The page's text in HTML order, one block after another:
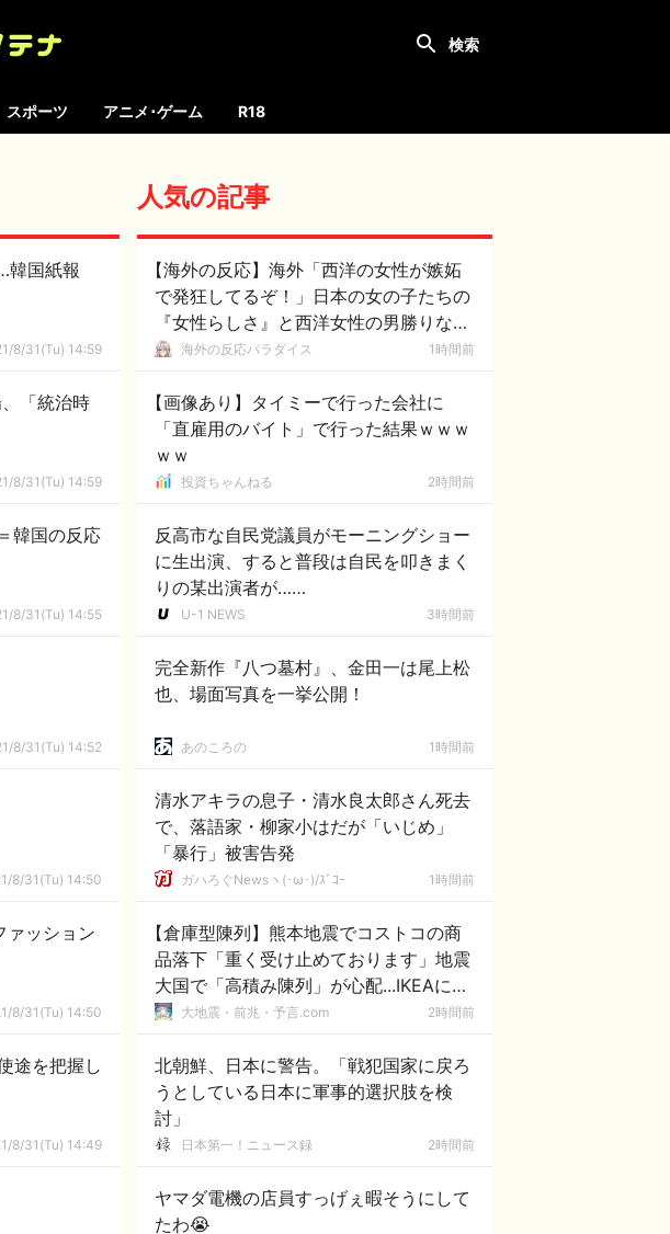
スポーツ アニメ･ゲーム R18
韓国紙報
8/31(Tu) 14:59
「統治時
8/31(Tu) 14:59
韓国の反応
8/31(Tu) 14:55
8/31(Tu) 14:52
8/31(Tu) 14:50
ァッション
8/31(Tu) 14:50
途を把握し
8/31(Tu) 14:49
人気の記事
【海外の反応】海外「西洋の女性が嫉妬
で発狂してるぞ！」日本の女の子たちの
『女性らしさ』と西洋女性の男勝りな態
度の圧倒的な差に外国人が大盛り上が
海外の反応パラダイス 1時間前
【画像あり】タイミーで行った会社に
「直雇用のバイト」で行った結果ｗｗｗ
ｗｗ
投資ちゃんねる 2時間前
反高市な自民党議員がモーニングショー
に生出演、すると普段は自民を叩きまく
りの某出演者が……
U-1 NEWS 3時間前
完全新作『八つ墓村』、金田一は尾上松
也、場面写真を一挙公開！
あのころの 1時間前
清水アキラの息子・清水良太郎さん死去
で、落語家・柳家小はだが「いじめ」
「暴行」被害告発
ガハろぐNewsヽ(･ω･)/ｽﾞｺｰ 1時間前
【倉庫型陳列】熊本地震でコストコの商
品落下「重く受け止めております」地震
大国で「高積み陳列」が心配...IKEAにも
聞いた大地震・前兆・予言.com 2時間前
北朝鮮、日本に警告。「戦犯国家に戻ろ
うとしている日本に軍事的選択肢を検
討」
日本第一！ニュース録 2時間前
ヤマダ電機の店員すっげぇ暇そうにして
たわ😭